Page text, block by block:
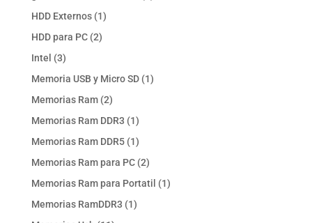
HDD Externos 11
HDD para PC 22
Intel 33
productos
Memoria USB y Micro SD 11
Memorias Ram 22
productos
Memorias Ram DDR3 11
producto
Memorias Ram DDR5 11
producto
Memorias Ram para PC 22
productos
Memorias Ram para Portatil 11
Memorias RamDDR3 11